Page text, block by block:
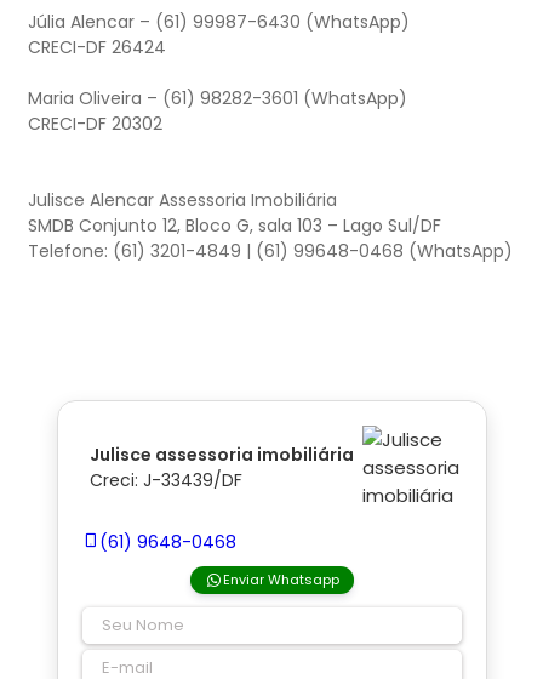
Júlia Alencar – (61) 99987-6430 (WhatsApp)
CRECI-DF 26424
Maria Oliveira – (61) 98282-3601 (WhatsApp)
CRECI-DF 20302
Julisce Alencar Assessoria Imobiliária
SMDB Conjunto 12, Bloco G, sala 103 – Lago Sul/DF
Telefone: (61) 3201-4849 | (61) 99648-0468 (WhatsApp)
Julisce assessoria imobiliária
Creci: J-33439/DF
(61) 9648-0468
Enviar Whatsapp